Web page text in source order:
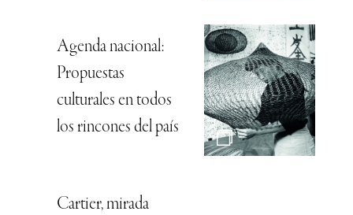
Agenda nacional:
Propuestas
culturales en todos
los rincones del país
Cartier, mirada